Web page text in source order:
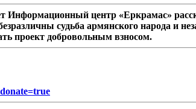
Информационный центр «Еркрамас»
судьба армянского народа и
проект добровольным взносом.